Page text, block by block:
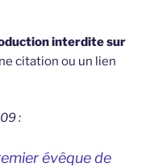
interdite sur
citation ou un lien
:
évêque de